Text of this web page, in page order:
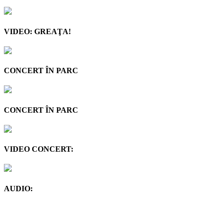
VIDEO: GREAŢA!
CONCERT ÎN PARC
CONCERT ÎN PARC
VIDEO CONCERT:
AUDIO: